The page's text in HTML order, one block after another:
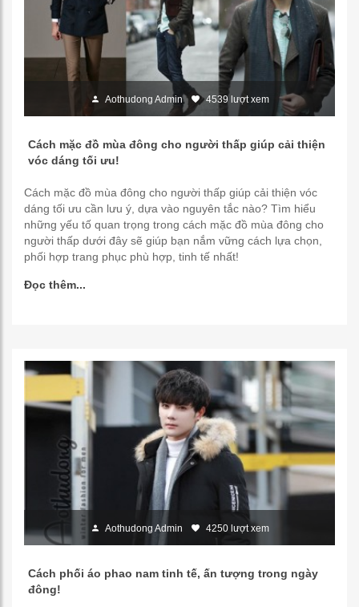
Aothudong Admin 4539 lượt xem
Cách mặc đồ mùa đông cho người thấp giúp cải thiện
vóc dáng tối ưu!
Cách mặc đồ mùa đông cho người thấp giúp cải thiện vóc
dáng tối ưu cần lưu ý, dựa vào nguyên tắc nào? Tìm hiểu
những yếu tố quan trọng trong cách mặc đồ mùa đông cho
người thấp dưới đây sẽ giúp bạn nắm vững cách lựa chọn,
phối hợp trang phục phù hợp, tinh tế nhất!
Đọc thêm...
Aothudong Admin 4250 lượt xem
Cách phối áo phao nam tinh tế, ấn tượng trong ngày
đông!